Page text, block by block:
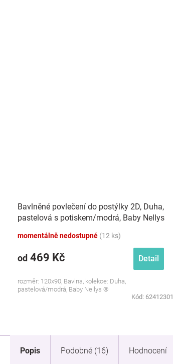
Bavlněné povlečení do postýlky 2D, Duha,
pastelová s potiskem/modrá, Baby Nellys
momentálně nedostupné (12 ks)
od 469 Kč Detail
rozměr: 120x90, Bavlna, kolekce: Duha,
pastelová/modrá, Baby Nellys ®
Kód: 62412301
Popis Podobné (16) Hodnocení